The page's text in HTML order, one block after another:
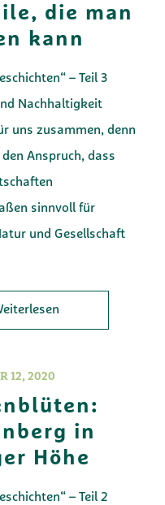
die man
kann
– Teil 3
Nachhaltigkeit
uns zusammen, denn
Anspruch, dass
sinnvoll für
und Gesellschaft
12, 2020
in
Höhe
– Teil 2